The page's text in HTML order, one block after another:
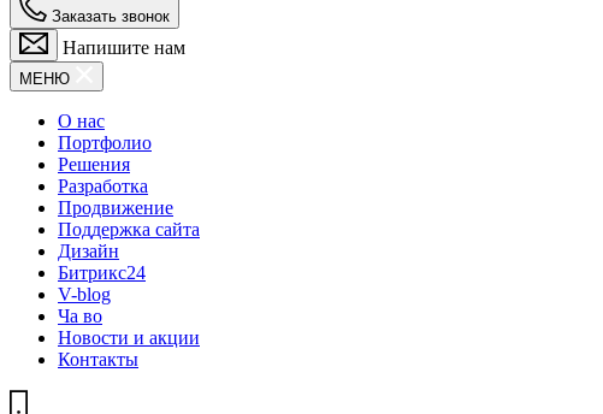
Заказать звонок
Напишите нам
МЕНЮ
О нас
Портфолио
Решения
Разработка
Продвижение
Поддержка сайта
Дизайн
Битрикс24
V-blog
Ча во
Новости и акции
Контакты